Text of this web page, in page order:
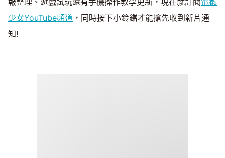
少女YouTube頻道 ，同時按下小鈴鐺才能搶先收到新片通
知!